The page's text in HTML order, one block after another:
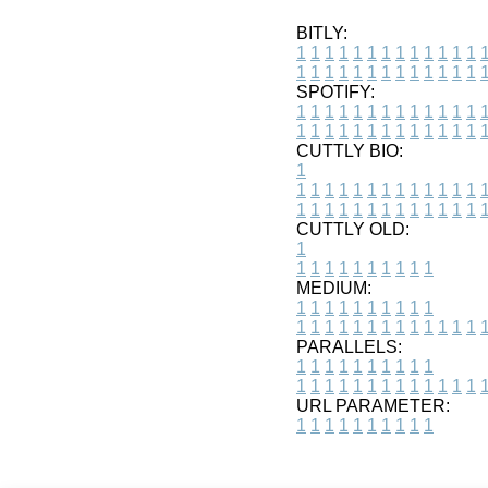
BITLY:
1 1 1 1 1 1 1 1 1 1 1 1 1 1
1 1 1 1 1 1 1 1 1 1 1 1 1 1
SPOTIFY:
1 1 1 1 1 1 1 1 1 1 1 1 1 1
1 1 1 1 1 1 1 1 1 1 1 1 1 1
CUTTLY BIO:
1
1 1 1 1 1 1 1 1 1 1 1 1 1 1
1 1 1 1 1 1 1 1 1 1 1 1 1 1
CUTTLY OLD:
1
1 1 1 1 1 1 1 1 1 1
MEDIUM:
1 1 1 1 1 1 1 1 1 1
1 1 1 1 1 1 1 1 1 1 1 1 1 1
PARALLELS:
1 1 1 1 1 1 1 1 1 1
1 1 1 1 1 1 1 1 1 1 1 1 1 1
URL PARAMETER:
1 1 1 1 1 1 1 1 1 1